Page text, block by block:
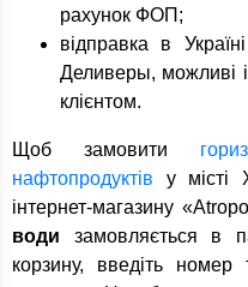
рахунок ФОП;
відправка в
Деливеры, можливі
клієнтом.
Щоб замовити
нафтопродуктів у місті
інтернет-магазину
води замовляється в
корзину, введіть